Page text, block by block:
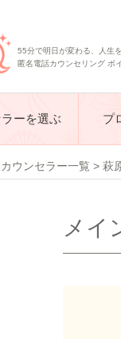
55分で明日が変わる、人生を
匿名電話カウンセリング ボ
ーを選ぶ プ
ウンセラー一覧 > 萩
メイ